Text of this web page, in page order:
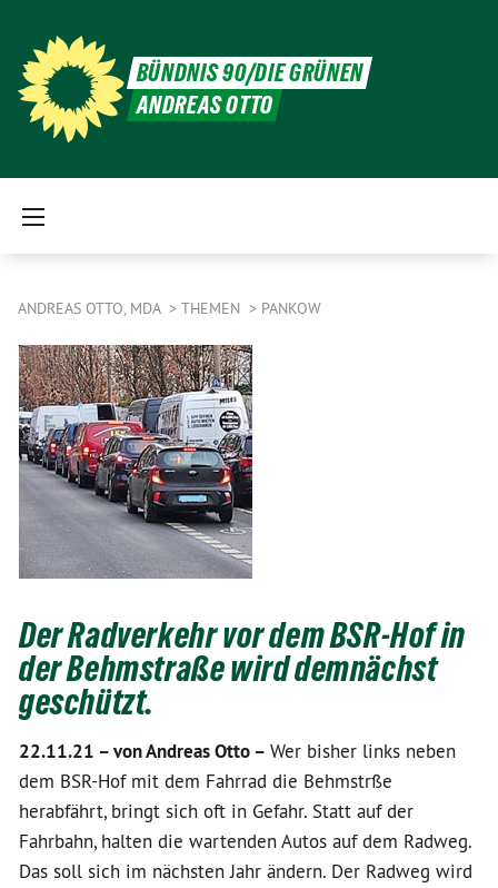
BÜNDNIS 90/DIE GRÜNEN
ANDREAS OTTO
ANDREAS OTTO, MDA THEMEN PANKOW
Der Radverkehr vor dem BSR-Hof in
der Behmstraße wird demnächst
geschützt.
22.11.21 –von Andreas Otto – Wer bisher links neben
dem BSR-Hof mit dem Fahrrad die Behmstrße
herabfährt, bringt sich oft in Gefahr. Statt auf der
Fahrbahn, halten die wartenden Autos auf dem Radweg.
Das soll sich im nächsten Jahr ändern. Der Radweg wird